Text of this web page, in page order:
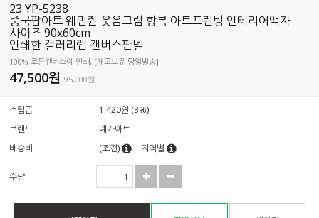
23 YP-5238
중국팝아트 웨민쥔 웃음그림 항복 아트프린팅 인테리어액자
사이즈 90x60cm
인쇄한 갤러리랩 캔버스판넬
100% 코튼캔버스에 인쇄, [재고보유 당일발송]
47,500원95,000원
적립금
1,420원 (3%)
브랜드
예가아트
배송비
(조건) 지역별
수량